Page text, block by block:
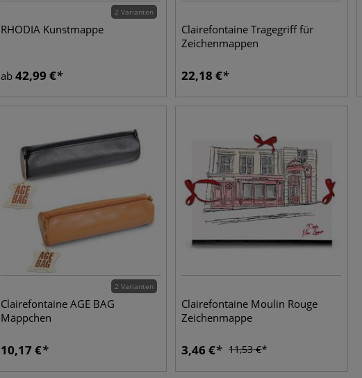
2 Varianten
RHODIA Kunstmappe
ab 42,99 €
Clairefontaine Tragegriff für
Zeichenmappen
22,18 €
2 Varianten
Clairefontaine AGE BAG
Mäppchen
10,17 €
Clairefontaine Moulin Rouge
Zeichenmappe
3,46 € 11,53€